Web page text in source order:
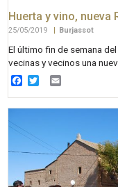
Huerta y vino, nueva
25/05/2019 Burjassot
El último fin de semana
vecinas y vecinos una
Facebook
Twitter